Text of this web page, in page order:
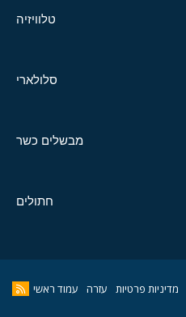
טלוויזיה
סלולארי
מבשלים כשר
חתולים
מדיניות פרטיות עזרה עמוד ראשי